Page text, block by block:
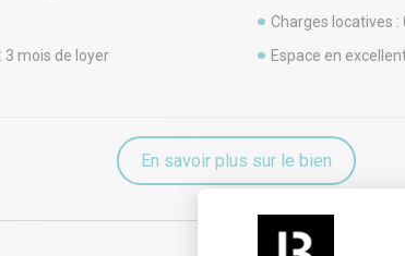
Charges locatives
3 mois de loyer
Espace en
En savoir plus sur le bien